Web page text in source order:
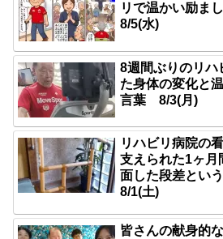
リで温かい励ま
8/5(水)
8週間ぶりのリハ
た身体の変化と
言葉 8/3(月)
リハビリ病院の
支えられた1ヶ月
面した段差とい
8/1(土)
皆さんの献身的